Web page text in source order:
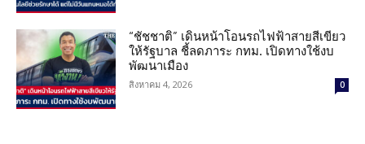
“ชัชชาติ” เดินหน้าโอนรถไฟฟ้าสายสีเขียว
ให้รัฐบาล ชี้ลดภาระ กทม. เปิดทางใช้งบ
พัฒนาเมือง
สิงหาคม 4, 2026 0